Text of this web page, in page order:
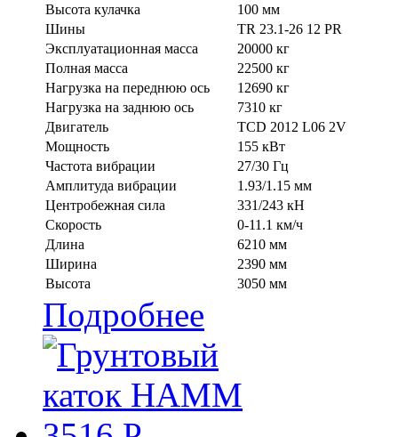
Высота кулачка
100 мм
Шины
TR 23.1-26 12 PR
Эксплуатационная масса
20000 кг
Полная масса
22500 кг
Нагрузка на переднюю ось
12690 кг
Нагрузка на заднюю ось
7310 кг
Двигатель
TCD 2012 L06 2V
Мощность
155 кВт
Частота вибрации
27/30 Гц
Амплитуда вибрации
1.93/1.15 мм
Центробежная сила
331/243 кН
Скорость
0-11.1 км/ч
Длина
6210 мм
Ширина
2390 мм
Высота
3050 мм
Подробнее